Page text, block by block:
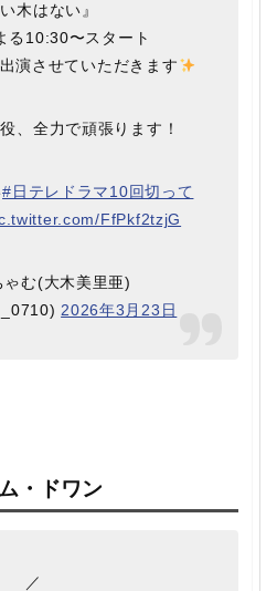
木はない』
10:30〜スタート
演させていただきます
、全力で頑張ります！
#日テレドラマ10回切って
FfPkf2tzjG
む(大木美里亜)
2026年3月23日
・ドワン
／